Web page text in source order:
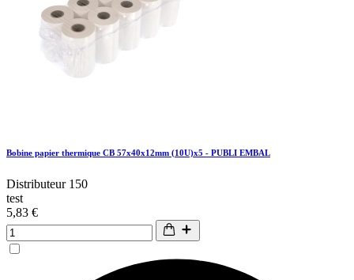
Bobine papier thermique CB 57x40x12mm (10U)x5 - PUBLI EMBAL
Distributeur 150
test
5,83 €